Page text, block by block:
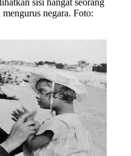
negara. Foto: